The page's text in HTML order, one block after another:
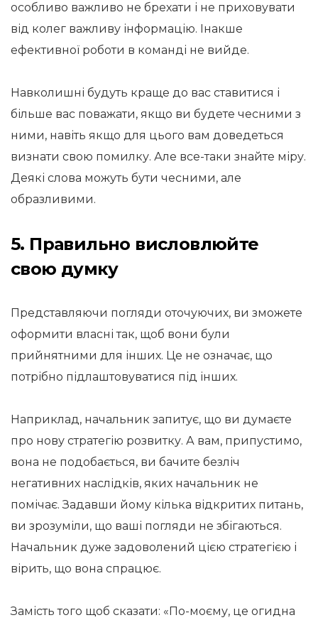
особливо важливо не брехати і не приховувати
від колег важливу інформацію. Інакше
ефективної роботи в команді не вийде.
Навколишні будуть краще до вас ставитися і
більше вас поважати, якщо ви будете чесними з
ними, навіть якщо для цього вам доведеться
визнати свою помилку. Але все-таки знайте міру.
Деякі слова можуть бути чесними, але
образливими.
5. Правильно висловлюйте
свою думку
Представляючи погляди оточуючих, ви зможете
оформити власні так, щоб вони були
прийнятними для інших. Це не означає, що
потрібно підлаштовуватися під інших.
Наприклад, начальник запитує, що ви думаєте
про нову стратегію розвитку. А вам, припустимо,
вона не подобається, ви бачите безліч
негативних наслідків, яких начальник не
помічає. Задавши йому кілька відкритих питань,
ви зрозуміли, що ваші погляди не збігаються.
Начальник дуже задоволений цією стратегією і
вірить, що вона спрацює.
Замість того щоб сказати: «По-моєму, це огидна